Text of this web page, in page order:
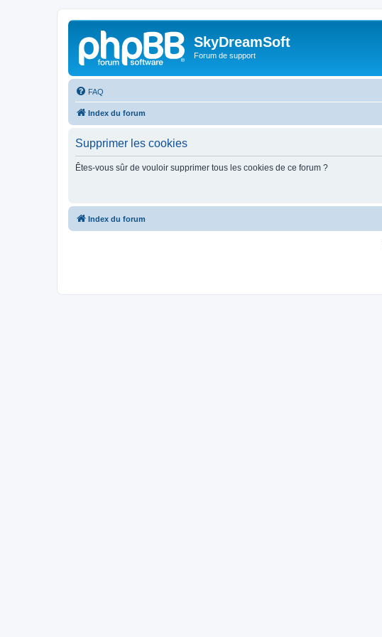
SkyDreamSoft
Forum de support
FAQ
Index du forum
Supprimer les cookies
Êtes-vous sûr de vouloir supprimer tous les cookies de ce forum ?
Index du forum